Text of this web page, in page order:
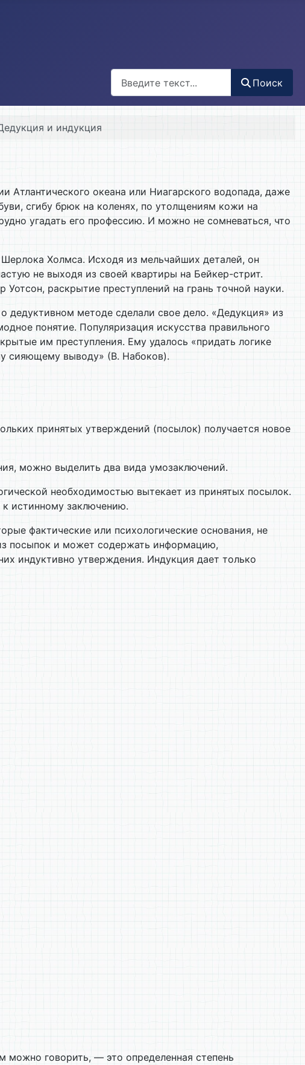
Поиск
и индукция
океана или Ниагарского водопада, даже
сгибу брюк на коленях, по утолщениям кожи на
угадать его профессию. И можно не сомневаться, что
Холмса. Исходя из мельчайших деталей, он
не выходя из своей квартиры на Бейкер-стрит.
раскрытие преступлений на грань точной науки.
дедуктивном методе сделали свое дело. «Дедукция» из
понятие. Популяризация искусства правильного
им преступления. Ему удалось «придать логике
сияющему выводу» (В. Набоков).
принятых утверждений (посылок) получается новое
можно выделить два вида умозаключений.
необходимостью вытекает из принятых посылок.
к истинному заключению.
фактические или психологические основания, не
посыпок и может содержать информацию,
индуктивно утверждения. Индукция дает только
говорить, — это определенная степень